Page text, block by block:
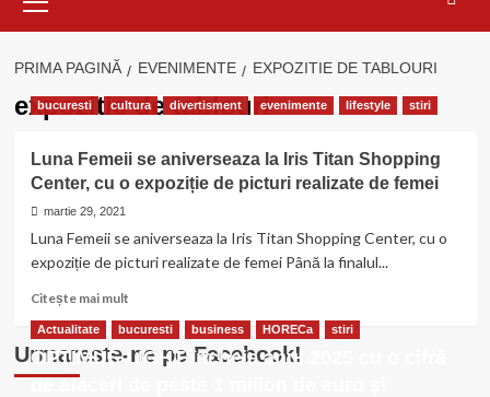
principal
PRIMA PAGINĂ EVENIMENTE EXPOZITIE DE TABLOURI
expozitie de tablouri
bucuresti cultura divertisment evenimente lifestyle stiri
Luna Femeii se aniverseaza la Iris Titan Shopping
Center, cu o expoziție de picturi realizate de femei
martie 29, 2021
Luna Femeii se aniverseaza la Iris Titan Shopping Center, cu o
expoziție de picturi realizate de femei Până la finalul...
Citește mai multCitește
multe
despre
Urmareste-ne pe Facebook!
Actualitate bucuresti business HORECa stiri
OPTIMUS LIGHT încheie anul 2025 cu o cifră
de afaceri de peste 1 milion de euro și